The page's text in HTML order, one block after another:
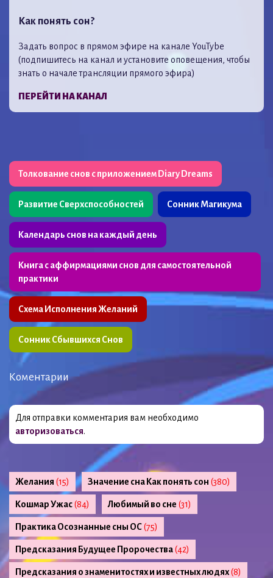
Как понять сон?
Задать вопрос в прямом эфире на канале YouTybe
(подпишитесь на канал и установите оповещения, чтобы
знать о начале трансляции прямого эфира)
ПЕРЕЙТИ НА КАНАЛ
Толкование снов с приложением Diary Dreams
Развитие Сверхспособностей Сонник Магикума
Календарь снов на каждый день
Книга с аффирмациями снов для самостоятельной
практики
Схема Исполнения Желаний
Сонник Сбывшихся Снов
Коментарии
Для отправки комментария вам необходимо
авторизоваться.
Желания (15) Значение сна Как понять сон (380)
Кошмар Ужас(84) Любимый во сне (31)
Практика Осознанные сны ОС(75)
Предсказания Будущее Пророчества(42)
Предсказания о знаменитостях и известных людях(8)